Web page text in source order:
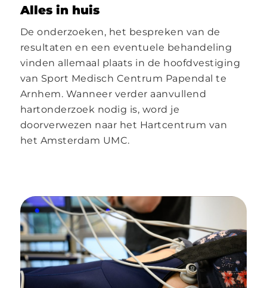
Alles in huis
De onderzoeken, het bespreken van de
resultaten en een eventuele behandeling
vinden allemaal plaats in de hoofdvestiging
van Sport Medisch Centrum Papendal te
Arnhem. Wanneer verder aanvullend
hartonderzoek nodig is, word je
doorverwezen naar het Hartcentrum van
het Amsterdam UMC.